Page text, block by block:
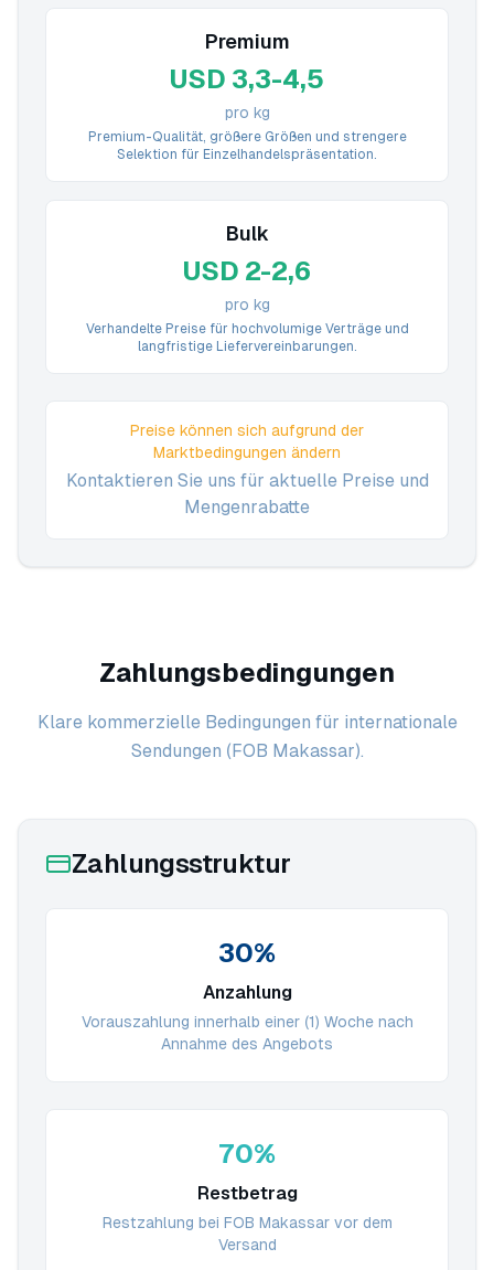
Premium
USD 3,3-4,5
pro kg
Premium-Qualität, größere Größen und strengere
Selektion für Einzelhandelspräsentation.
Bulk
USD 2-2,6
pro kg
Verhandelte Preise für hochvolumige Verträge und
langfristige Liefervereinbarungen.
Preise können sich aufgrund der
Marktbedingungen ändern
Kontaktieren Sie uns für aktuelle Preise und
Mengenrabatte
Zahlungsbedingungen
Klare kommerzielle Bedingungen für internationale
Sendungen (FOB Makassar).
Zahlungsstruktur
30%
Anzahlung
Vorauszahlung innerhalb einer (1) Woche nach
Annahme des Angebots
70%
Restbetrag
Restzahlung bei FOB Makassar vor dem
Versand